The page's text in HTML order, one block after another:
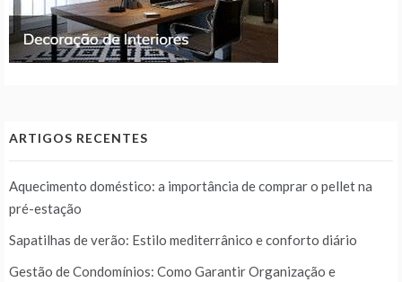
ARTIGOS RECENTES
Aquecimento doméstico: a importância de comprar o pellet na
pré-estação
Sapatilhas de verão: Estilo mediterrânico e conforto diário
Gestão de Condomínios: Como Garantir Organização e